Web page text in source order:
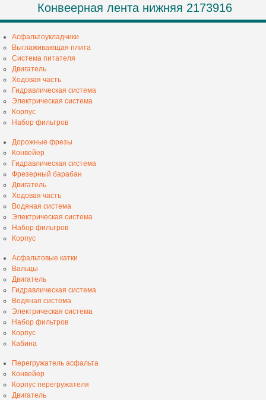
Конвеерная лента нижняя 2173916
Асфальтоукладчики
Выглаживающая плита
Система питателя
Двигатель
Ходовая часть
Гидравлическая система
Электрическая система
Корпус
Набор фильтров
Дорожные фрезы
Конвейер
Гидравлическая система
Фрезерный барабан
Двигатель
Ходовая часть
Водяная система
Электрическая система
Набор фильтров
Корпус
Асфальтовые катки
Вальцы
Двигатель
Гидравлическая система
Водяная система
Электрическая система
Набор фильтров
Корпус
Кабина
Перегружатель асфальта
Конвейер
Корпус перегружателя
Двигатель